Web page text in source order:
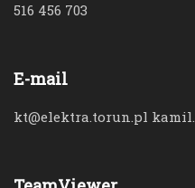
516 456 703
E-mail
kt@elektra.torun.pl